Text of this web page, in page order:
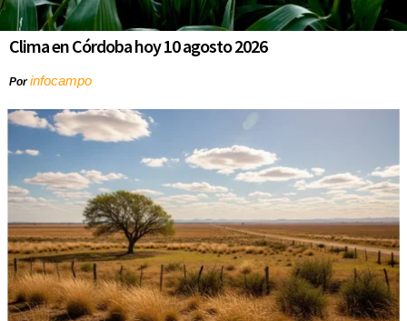
Clima en Córdoba hoy 10 agosto 2026
Porinfocampo